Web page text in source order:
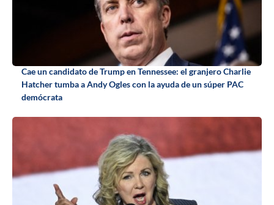
Cae un candidato de Trump en Tennessee: el granjero Charlie
Hatcher tumba a Andy Ogles con la ayuda de un súper PAC
demócrata